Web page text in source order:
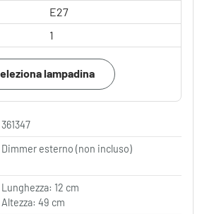
E27
1
lampadina
361347
Dimmer esterno (non incluso)
Lunghezza: 12 cm
Altezza: 49 cm